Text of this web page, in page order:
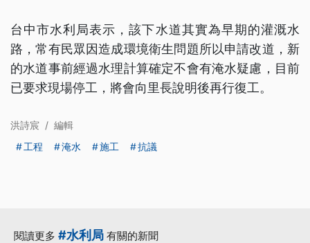
台中市水利局表示，該下水道其實為早期的灌溉水
路，常有民眾因造成環境衛生問題所以申請改道，新
的水道事前經過水理計算確定不會有淹水疑慮，目前
已要求現場停工，將會向里長說明後再行復工。
洪詩宸 / 編輯
工程
淹水 施工 抗議
閱讀更多 #水利局 有關的新聞